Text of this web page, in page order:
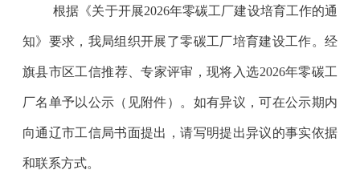
根据《关于开展2026年零碳工厂建设培育工作的通
知》要求，我局组织开展了零碳工厂培育建设工作。经
旗县市区工信推荐、专家评审，现将入选2026年零碳工
厂名单予以公示（见附件）。如有异议，可在公示期内
向通辽市工信局书面提出，请写明提出异议的事实依据
和联系方式。